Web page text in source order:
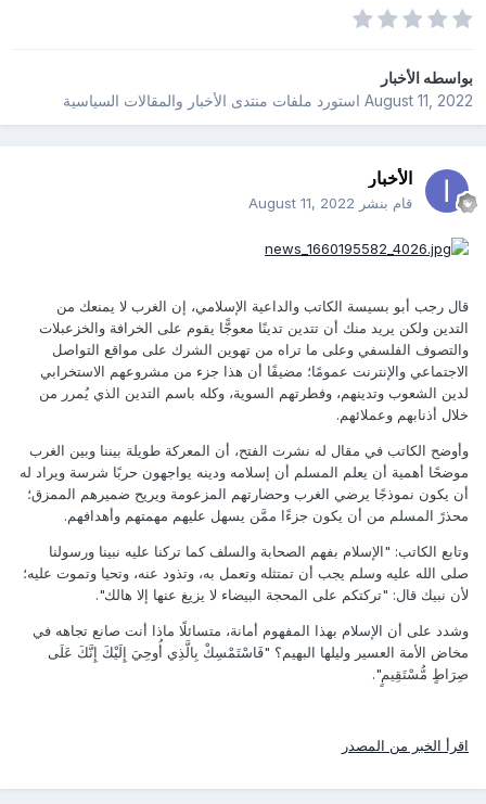
بواسطهالأخبار
August 11, 2022استورد ملفات منتدى الأخبار والمقالات السياسية
الأخبار
قام بنشر August 11, 2022
قال رجب أبو بسيسة الكاتب والداعية الإسلامي، إن الغرب لا يمنعك من
التدين ولكن يريد منك أن تتدين تدينًا معوجًّا يقوم على الخرافة والخزعبلات
والتصوف الفلسفي وعلى ما تراه من تهوين الشرك على مواقع التواصل
الاجتماعي والإنترنت عمومًا؛ مضيفًا أن هذا جزء من مشروعهم الاستخرابي
لدين الشعوب وتدينهم، وفطرتهم السوية، وكله باسم التدين الذي يُمرر من
خلال أذنابهم وعملائهم.
وأوضح الكاتب في مقال له نشرت الفتح، أن المعركة طويلة بيننا وبين الغرب
موضحًا أهمية أن يعلم المسلم أن إسلامه ودينه يواجهون حربًا شرسة ويراد له
أن يكون نموذجًا يرضي الغرب وحضارتهم المزعومة ويريح ضميرهم الممزق؛
محذرً المسلم من أن يكون جزءًا ممَّن يسهل عليهم مهمتهم وأهدافهم.
وتابع الكاتب: "الإسلام بفهم الصحابة والسلف كما تركنا عليه نبينا ورسولنا
صلى الله عليه وسلم يجب أن تمتثله وتعمل به، وتذود عنه، وتحيا وتموت عليه؛
لأن نبيك قال: "تركتكم على المحجة البيضاء لا يزيغ عنها إلا هالك".
وشدد على أن الإسلام بهذا المفهوم أمانة، متسائلًا ماذا أنت صانع تجاهه في
مخاض الأمة العسير وليلها البهيم؟ "فَاسْتَمْسِكْ بِالَّذِي أُوحِيَ إِلَيْكَ إِنَّكَ عَلَى
صِرَاطٍ مُّسْتَقِيمٍ".
اقرأ الخبر من المصدر